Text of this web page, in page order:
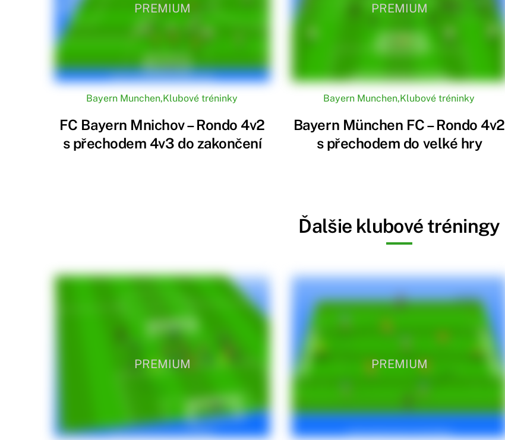
PREMIUM
Bayern Munchen,Klubové tréninky
FC Bayern Mnichov – Rondo 4v2
s přechodem 4v3 do zakončení
PREMIUM
Bayern Munchen,Klubové tréninky
Bayern München FC – Rondo 4v2
s přechodem do velké hry
Ďalšie klubové tréningy
PREMIUM PREMIUM